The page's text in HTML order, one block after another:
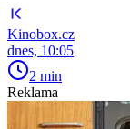
Kinobox.cz
dnes, 10:05
2 min
Reklama